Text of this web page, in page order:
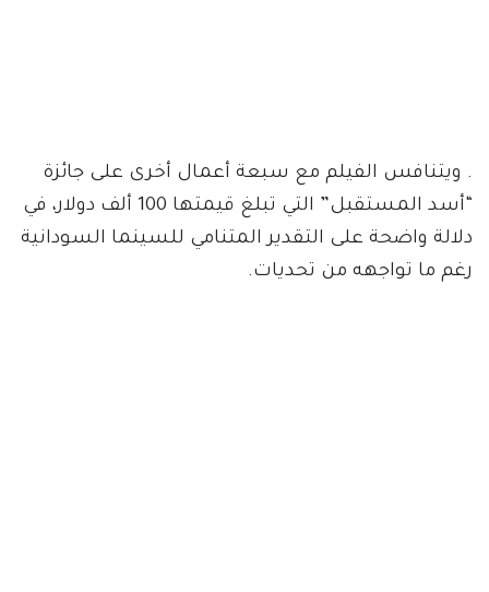
. ويتنافس الفيلم مع سبعة أعمال أخرى على جائزة
“أسد المستقبل” التي تبلغ قيمتها 100 ألف دولار، في
دلالة واضحة على التقدير المتنامي للسينما السودانية
رغم ما تواجهه من تحديات.